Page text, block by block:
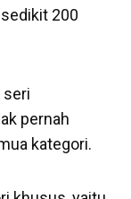
200
seri
pernah
kategori.